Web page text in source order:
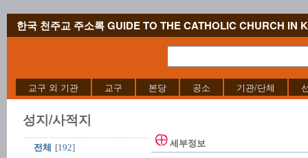
한국 천주교 주소록 GUIDE TO THE CATHOLIC CHURCH IN
교구 외 기관 교구 본당 공소 기관/단체
성지/사적지
전체
[192]
세부정보